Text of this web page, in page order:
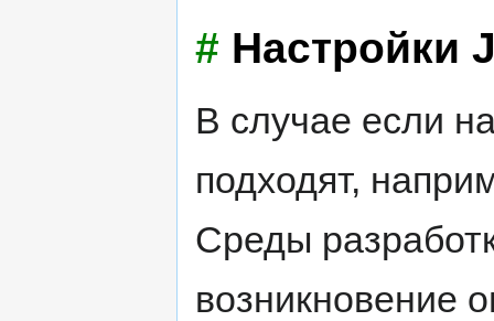
# Настройки
В случае если
подходят,
Среды
возникновение